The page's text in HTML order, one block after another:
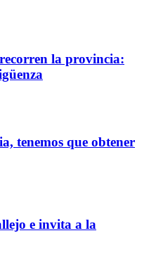
la provincia:
tenemos que obtener
e invita a la